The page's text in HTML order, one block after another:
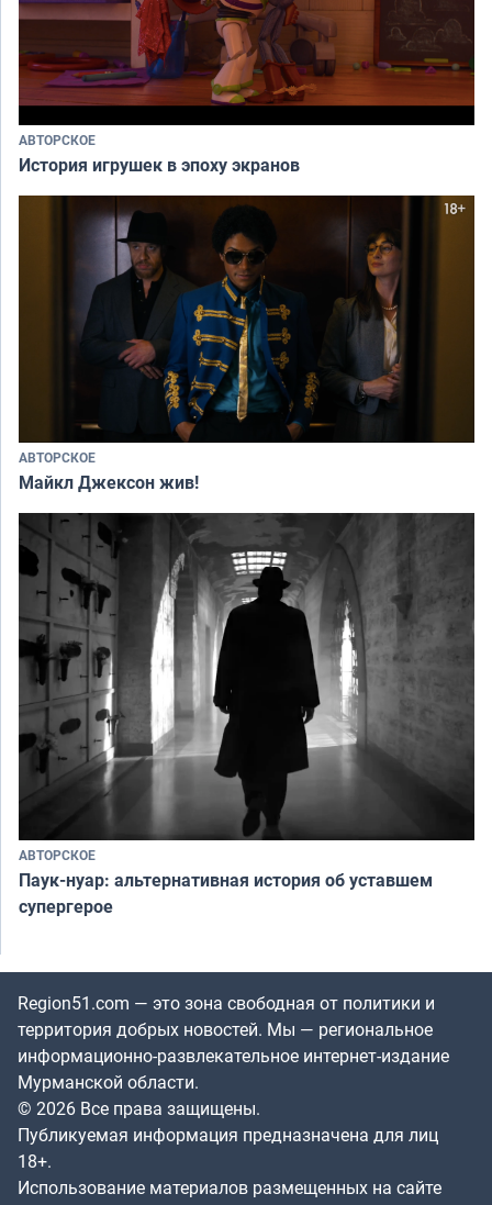
АВТОРСКОЕ
История игрушек в эпоху экранов
АВТОРСКОЕ
Майкл Джексон жив!
АВТОРСКОЕ
Паук-нуар: альтернативная история об уставшем
супергерое
Region51.com — это зона свободная от политики и
территория добрых новостей. Мы — региональное
информационно-развлекательное интернет-издание
Мурманской области.
© 2026 Все права защищены.
Публикуемая информация предназначена для лиц
18+.
Использование материалов размещенных на сайте